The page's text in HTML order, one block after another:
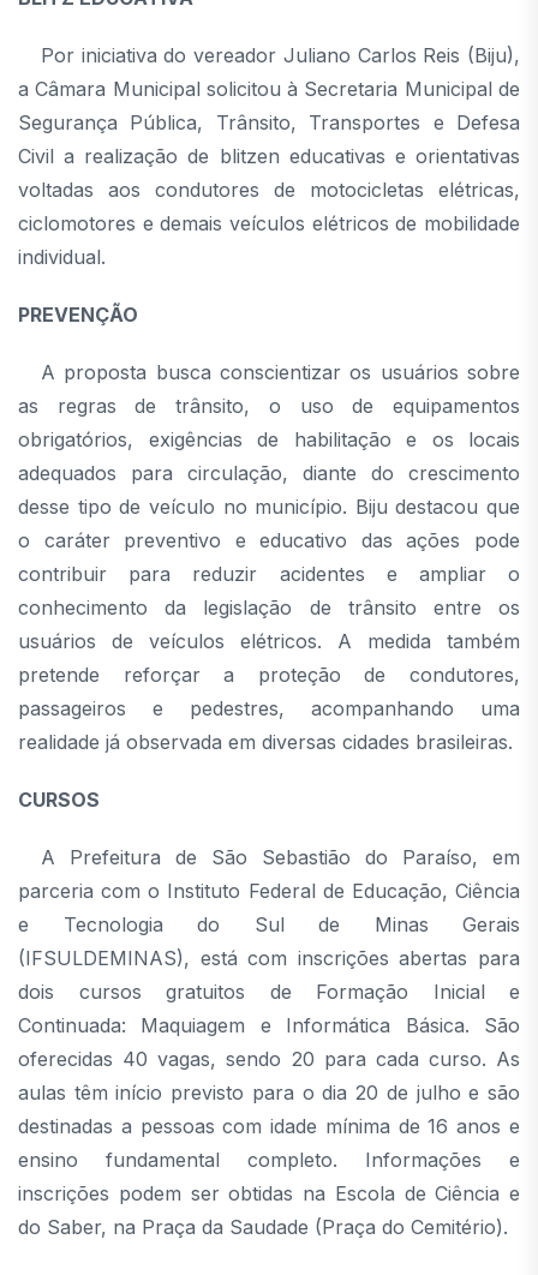
Por iniciativa do vereador Juliano Carlos Reis (Biju),
a Câmara Municipal solicitou à Secretaria Municipal de
Segurança Pública, Trânsito, Transportes e Defesa
Civil a realização de blitzen educativas e orientativas
voltadas aos condutores de motocicletas elétricas,
ciclomotores e demais veículos elétricos de mobilidade
individual.
PREVENÇÃO
A proposta busca conscientizar os usuários sobre
as regras de trânsito, o uso de equipamentos
obrigatórios, exigências de habilitação e os locais
adequados para circulação, diante do crescimento
desse tipo de veículo no município. Biju destacou que
o caráter preventivo e educativo das ações pode
contribuir para reduzir acidentes e ampliar o
conhecimento da legislação de trânsito entre os
usuários de veículos elétricos. A medida também
pretende reforçar a proteção de condutores,
passageiros e pedestres, acompanhando uma
realidade já observada em diversas cidades brasileiras.
CURSOS
A Prefeitura de São Sebastião do Paraíso, em
parceria com o Instituto Federal de Educação, Ciência
e Tecnologia do Sul de Minas Gerais
(IFSULDEMINAS), está com inscrições abertas para
dois cursos gratuitos de Formação Inicial e
Continuada: Maquiagem e Informática Básica. São
oferecidas 40 vagas, sendo 20 para cada curso. As
aulas têm início previsto para o dia 20 de julho e são
destinadas a pessoas com idade mínima de 16 anos e
ensino fundamental completo. Informações e
inscrições podem ser obtidas na Escola de Ciência e
do Saber, na Praça da Saudade (Praça do Cemitério).